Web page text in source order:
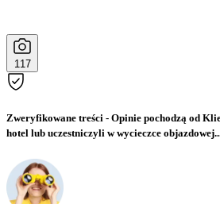
117
Zweryfikowane treści - Opinie pochodzą od
hotel lub uczestniczyli w wycieczce